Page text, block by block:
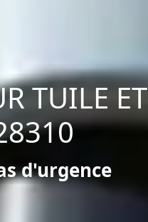
TUILE ET
d'urgence